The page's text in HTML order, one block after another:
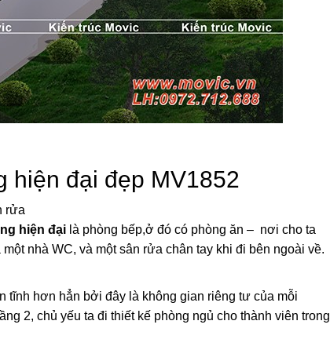
hiện đại đẹp MV1852
rửa
hiện đại là phòng bếp,ở đó có phòng ăn – nơi cho ta
nhà WC, và một sân rửa chân tay khi đi bên ngoài về.
tĩnh hơn hẳn bởi đây là không gian riêng tư của mỗi
2, chủ yếu ta đi thiết kế phòng ngủ cho thành viên trong